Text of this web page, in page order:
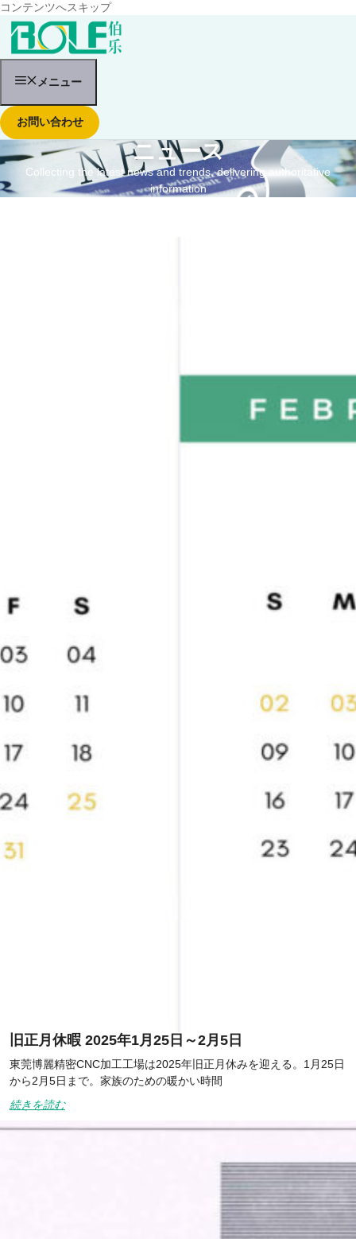
コンテンツへスキップ
メニュー
お問い合わせ
ニュース
Collecting the latest news and trends, delivering authoritative
information
旧正月休暇 2025年1月25日～2月5日
東莞博麗精密CNC加工工場は2025年旧正月休みを迎える。1月25日
から2月5日まで。家族のための暖かい時間
続きを読む